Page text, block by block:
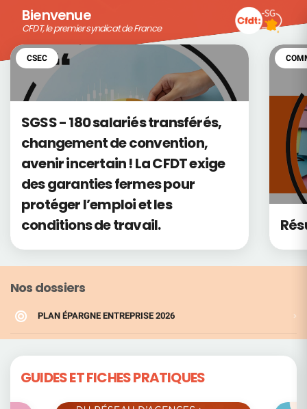
CFDT, le premier syndicat de France
Bienvenue
CFDT, le premier syndicat de France
CSEC
SGSS - 180 salariés transférés,
changement de convention,
avenir incertain ! La CFDT exige
des garanties fermes pour
protéger l’emploi et les
conditions de travail.
Nos dossiers
PLAN ÉPARGNE ENTREPRISE 2026
GUIDES ET FICHES PRATIQUES